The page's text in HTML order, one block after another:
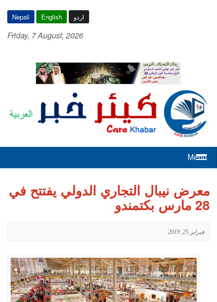
Nepali English اردو
Friday, 7 August, 2026
Menu
معرض نيبال التجاري الدولي يفتتح في
28 مارس بكتمندو
فبراير 25, 2019